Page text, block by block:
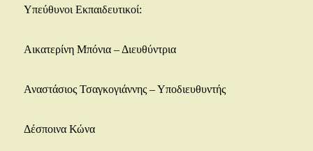
Υπεύθυνοι Εκπαιδευτικοί:
Αικατερίνη Μπόνια – Διευθύντρια
Αναστάσιος Τσαγκογιάννης – Υποδιευθυντής
Δέσποινα Κώνα